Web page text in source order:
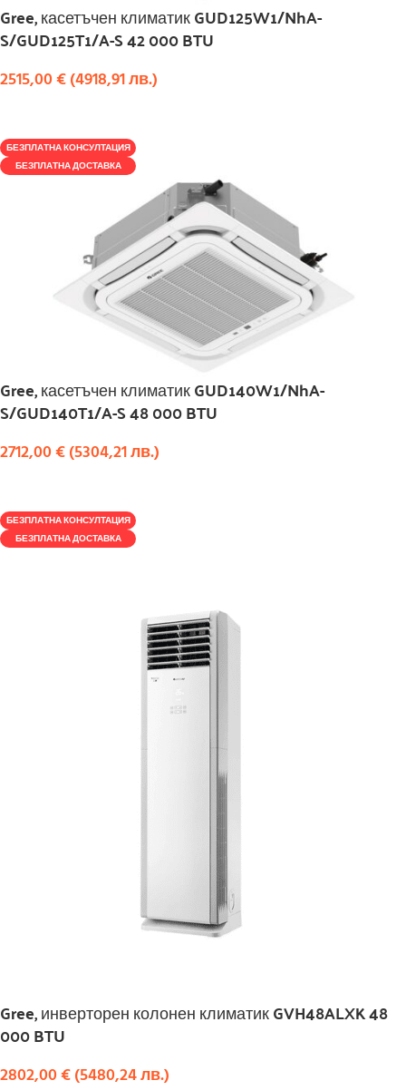
Gree, касетъчен климатик GUD125W1/NhA-
S/GUD125T1/A-S 42 000 BTU
2515,00€(4918,91лв.)
БЕЗПЛАТНА КОНСУЛТАЦИЯ
БЕЗПЛАТНА ДОСТАВКА
Gree, касетъчен климатик GUD140W1/NhA-
S/GUD140T1/A-S 48 000 BTU
2712,00€(5304,21лв.)
БЕЗПЛАТНА КОНСУЛТАЦИЯ
БЕЗПЛАТНА ДОСТАВКА
Gree, инверторен колонен климатик GVH48ALXK 48
000 BTU
2802,00€(5480,24лв.)